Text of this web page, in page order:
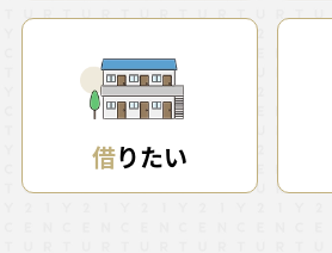
借りたい